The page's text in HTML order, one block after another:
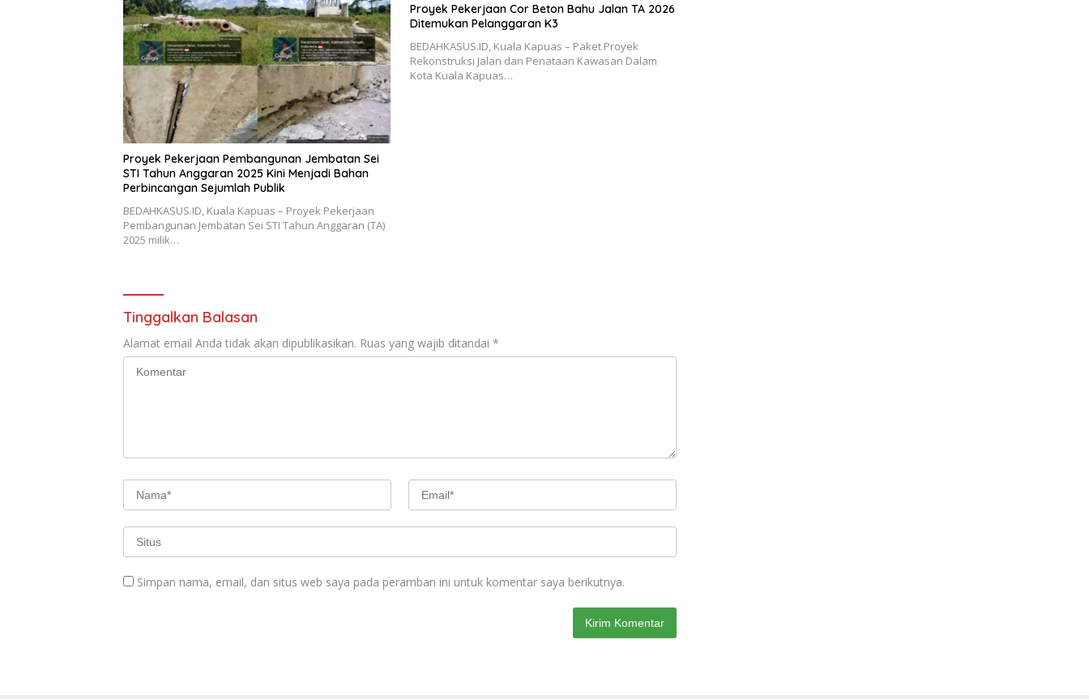
Proyek Pekerjaan Pembangunan Jembatan Sei
STI Tahun Anggaran 2025 Kini Menjadi Bahan
Perbincangan Sejumlah Publik
BEDAHKASUS.ID, Kuala Kapuas – Proyek Pekerjaan
Pembangunan Jembatan Sei STI Tahun Anggaran (TA)
2025 milik…
Proyek Pekerjaan Cor Beton Bahu Jalan TA 2026
Ditemukan Pelanggaran K3
BEDAHKASUS.ID, Kuala Kapuas – Paket Proyek
Rekonstruksi Jalan dan Penataan Kawasan Dalam
Kota Kuala Kapuas…
Tinggalkan Balasan
Alamat email Anda tidak akan dipublikasikan. Ruas yang wajib ditandai *
Simpan nama, email, dan situs web saya pada peramban ini untuk komentar saya berikutnya.